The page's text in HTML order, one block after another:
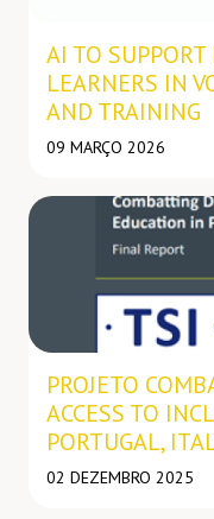
AI TO
LEARNERS IN
AND TRAINING
09 MARÇO 2026
Notícia
PROJETO
ACCESS TO
PORTUGAL,
02 DEZEMBRO 2025